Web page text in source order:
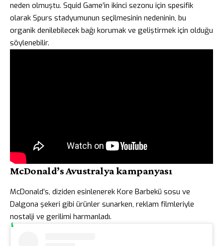
neden olmuştu. Squid Game’in ikinci sezonu için spesifik
olarak Spurs stadyumunun seçilmesinin nedeninin, bu
organik denilebilecek bağı korumak ve geliştirmek için olduğu
söylenebilir.
McDonald’s Avustralya kampanyası
McDonald’s, diziden esinlenerek Kore Barbekü sosu ve
Dalgona şekeri gibi ürünler sunarken, reklam filmleriyle
nostalji ve gerilimi harmanladı.